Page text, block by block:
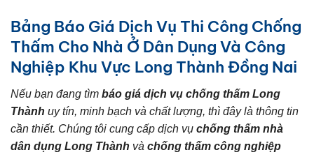
Bảng Báo Giá Dịch Vụ Thi Công Chống
Thấm Cho Nhà Ở Dân Dụng Và Công
Nghiệp Khu Vực Long Thành Đồng Nai
Nếu bạn đang tìm báo giá dịch vụ chống thấm Long
Thành uy tín, minh bạch và chất lượng, thì đây là thông tin
cần thiết. Chúng tôi cung cấp dịch vụ chống thấm nhà
dân dụng Long Thành và chống thấm công nghiệp